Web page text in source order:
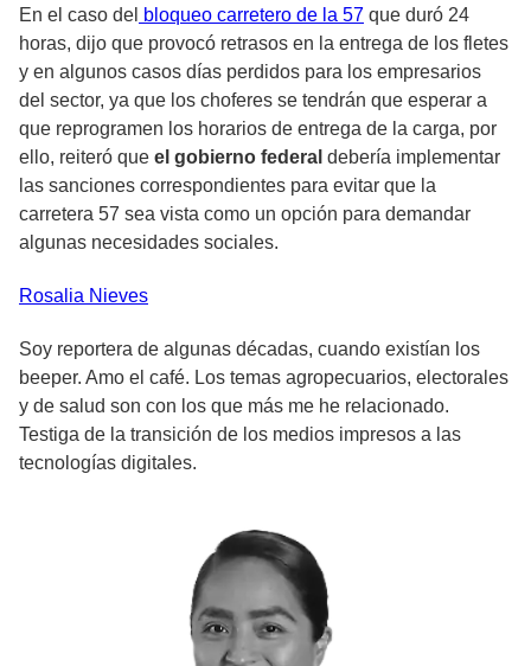
En el caso del bloqueo carretero de la 57 que duró 24
horas, dijo que provocó retrasos en la entrega de los fletes
y en algunos casos días perdidos para los empresarios
del sector, ya que los choferes se tendrán que esperar a
que reprogramen los horarios de entrega de la carga, por
ello, reiteró que el gobierno federal debería implementar
las sanciones correspondientes para evitar que la
carretera 57 sea vista como un opción para demandar
algunas necesidades sociales.
Rosalia Nieves
Soy reportera de algunas décadas, cuando existían los
beeper. Amo el café. Los temas agropecuarios, electorales
y de salud son con los que más me he relacionado.
Testiga de la transición de los medios impresos a las
tecnologías digitales.